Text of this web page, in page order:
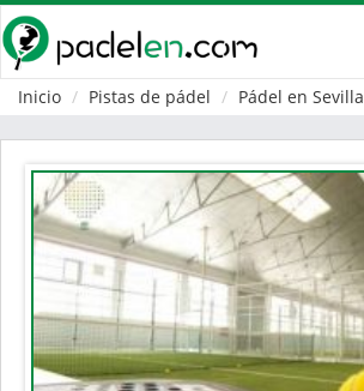
Inicio
Pistas de pádel Pádel en Sevilla